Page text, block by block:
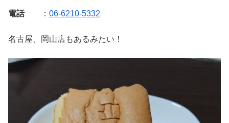
電話 ： 06-6210-5332
名古屋、岡山店もあるみたい！